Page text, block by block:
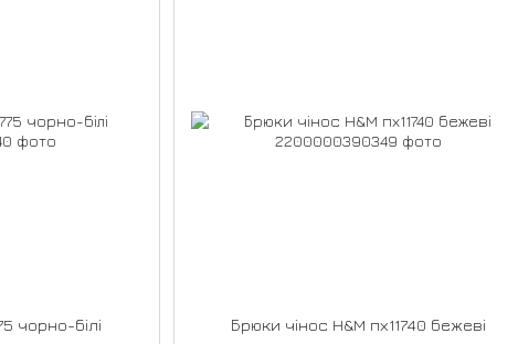
чорно-білі Брюки чінос H&M пх11740 бежеві